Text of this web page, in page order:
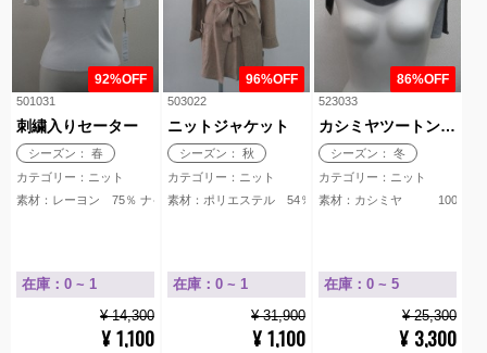
92%OFF
501031
刺繍入りセーター
シーズン： 春
カテゴリー：ニット
素材：レーヨン 75％ ナイロン 25％
在庫：0 ~ 1
¥ 14,300
¥ 1,100
96%OFF
503022
ニットジャケット
シーズン： 秋
カテゴリー：ニット
素材：ポリエステル 54％ アクリル 20％ ナイロン 20
在庫：0 ~ 1
¥ 31,900
¥ 1,100
86%OFF
523033
カシミヤツートンカラーストール
シーズン： 冬
カテゴリー：ニット
素材：カシミヤ 100％
在庫：0 ~ 5
¥ 25,300
¥ 3,300